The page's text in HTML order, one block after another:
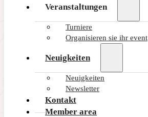
Veranstaltungen
Turniere
Organisieren sie ihr event
Neuigkeiten
Neuigkeiten
Newsletter
Kontakt
Member area
Über den